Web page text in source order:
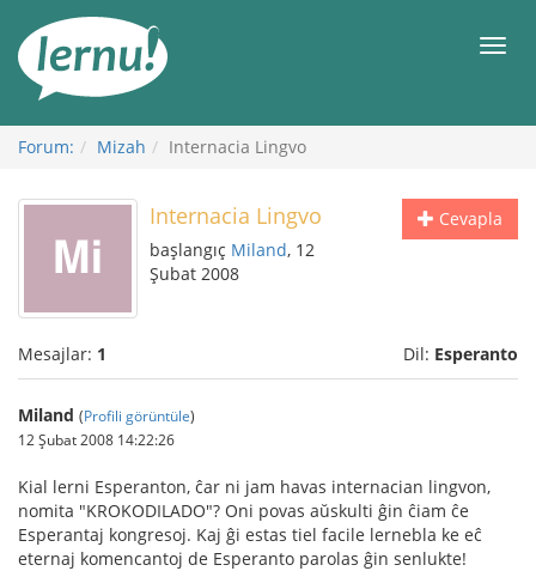
Görüntüleme
Forum: Mizah Internacia Lingvo
Cevapla
Internacia Lingvo
başlangıç Miland, 12
Şubat 2008
Mesajlar: 1 Dil: Esperanto
Miland (Profili görüntüle)
12 Şubat 2008 14:22:26
Kial lerni Esperanton, ĉar ni jam havas internacian lingvon,
nomita "KROKODILADO"? Oni povas aŭskulti ĝin ĉiam ĉe
Esperantaj kongresoj. Kaj ĝi estas tiel facile lernebla ke eĉ
eternaj komencantoj de Esperanto parolas ĝin senlukte!